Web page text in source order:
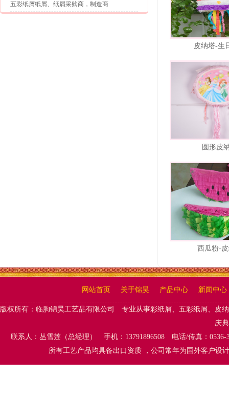
五彩纸屑纸屑、纸屑采购商，制造商
皮纳塔-生
圆形皮
西瓜粉-
网站首页 关于锦昊 产品中心 新闻中心
版权所有： 临朐锦昊工艺品有限公司 专业从事彩纸屑、五彩纸屑、 皮
庆典
联系人：丛雪莲（总经理） 手机：13791896508 电话/传真：
所有工艺产品均具备出口资质 ，公司常年为国外客户设